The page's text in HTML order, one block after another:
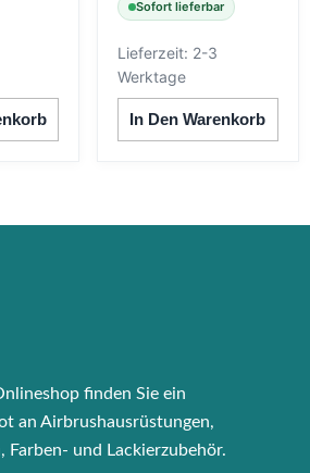
Sofort lieferbar
Lieferzeit: 2-3
Werktage
In Den Warenkorb
finden Sie ein
an Airbrushausrüstungen,
Farben- und Lackierzubehör.